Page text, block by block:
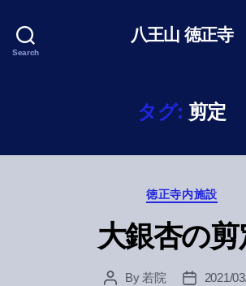
Search
八王山 徳正寺
タグ: 剪定
Categories
徳正寺内施設
大銀杏の剪
PostBy 若院
Post2021/